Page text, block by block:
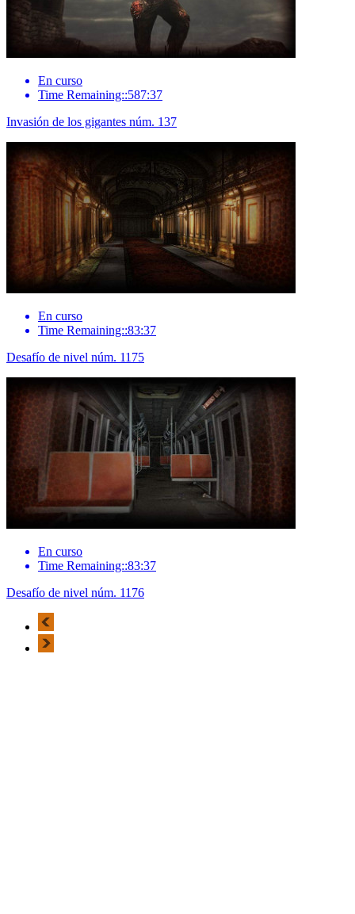
En curso
Time Remaining::587:37
Invasión de los gigantes núm. 137
En curso
Time Remaining::83:37
Desafío de nivel núm. 1175
En curso
Time Remaining::83:37
Desafío de nivel núm. 1176